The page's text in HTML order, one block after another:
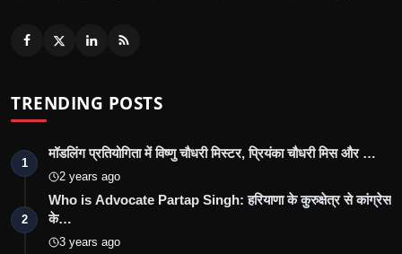
TRENDING POSTS
1
मॉडलिंग प्रतियोगिता में विष्णु चौधरी मिस्टर, प्रियंका चौधरी मिस और …
2 years ago
2
Who is Advocate Partap Singh: हरियाणा के कुरुक्षेत्र से कांग्रेस
के…
3 years ago